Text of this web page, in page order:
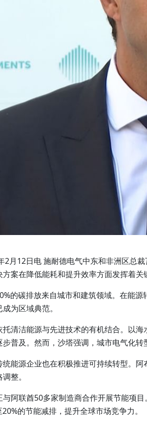
2月12日电 施耐德电气中东和非洲区总
案在降低能耗和提升效率方面发挥着关
的碳排放来自城市和建筑领域。在能
为区域典范。
托清洁能源与先进技术的有机结合。以
普及。然而，沙塔强调，城市电气化
能源企业也在积极推进可持续转型。
整。
阿联酋50多家制造商合作开展节能项
的节能减排，提升全球市场竞争力。